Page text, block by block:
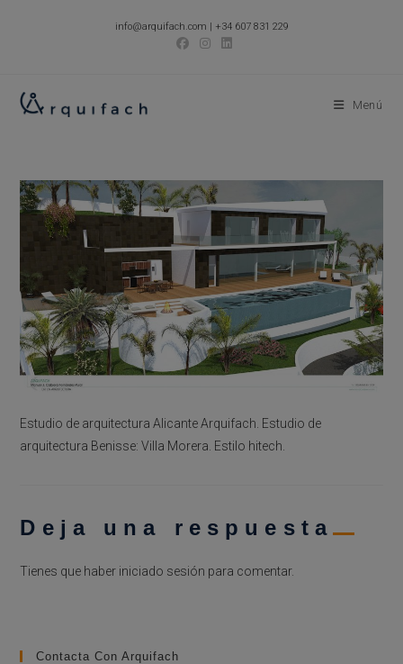
info@arquifach.com | +34 607 831 229
Menú
Estudio de arquitectura Alicante Arquifach. Estudio de
arquitectura Benisse: Villa Morera. Estilo hitech.
Deja una respuesta
Tienes que haber iniciado sesión para comentar.
Contacta Con Arquifach